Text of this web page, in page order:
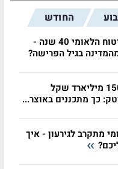
החודש
שילמתם לביטוח הלאומי 40 שנה -
בגיל הפרישה?
אופציות ב-150 מיליארד שקל
כך מתכננים באוצר...
מתקרב לגירעון - איך